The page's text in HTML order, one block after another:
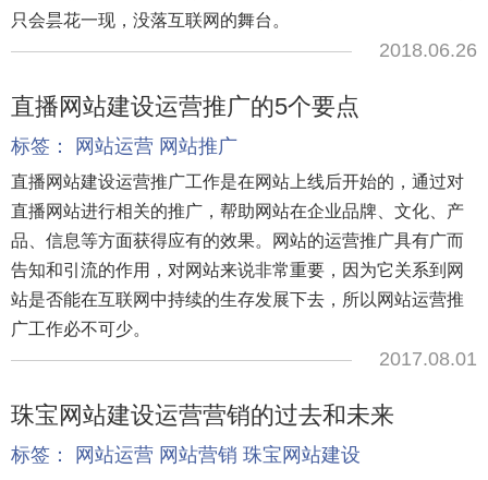
只会昙花一现，没落互联网的舞台。
2018.06.26
直播网站建设运营推广的5个要点
标签： 网站运营 网站推广
直播网站建设运营推广工作是在网站上线后开始的，通过对
直播网站进行相关的推广，帮助网站在企业品牌、文化、产
品、信息等方面获得应有的效果。网站的运营推广具有广而
告知和引流的作用，对网站来说非常重要，因为它关系到网
站是否能在互联网中持续的生存发展下去，所以网站运营推
广工作必不可少。
2017.08.01
珠宝网站建设运营营销的过去和未来
标签： 网站运营 网站营销 珠宝网站建设